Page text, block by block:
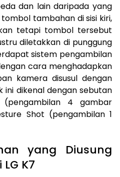
dan lain daripada yang
tambahan di sisi kiri,
tetapi tombol tersebut
diletakkan di punggung
sistem pengambilan
cara menghadapkan
kamera disusul dengan
ini dikenal dengan sebutan
4 gambar
Shot (pengambilan 1
yang Diusung
K7